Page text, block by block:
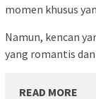
momen khusus
Namun, kencan
yang romantis
READ MORE